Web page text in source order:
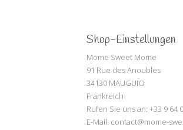
Shop-Einstellungen
Mome Sweet Mome
91 Rue des Anoubles
34130 MAUGUIO
Frankreich
Rufen Sie uns an: +33 9 64
E-Mail: contact@mome-